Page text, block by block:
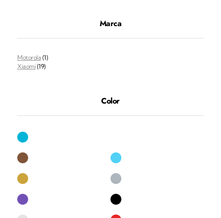
Marca
Motorola (1)
Xiaomi (19)
Color